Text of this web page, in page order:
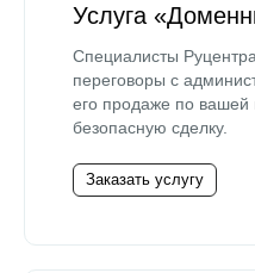
Услуга
Специалисты
переговоры с
его продаже по вашей
безопасную сделку.
Заказать услугу